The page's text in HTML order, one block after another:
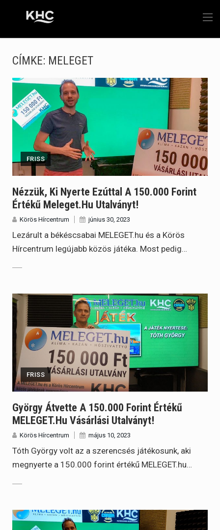
CÍMKE: MELEGET
FRISS
Nézzük, Ki Nyerte Ezúttal A 150.000 Forint
Értékű Meleget.hu Utalványt!
Körös Hírcentrum június 30, 2023
Lezárult a békéscsabai MELEGET.hu és a Körös
Hírcentrum legújabb közös játéka. Most pedig…
FRISS
György Átvette A 150.000 Forint Értékű
MELEGET.hu Vásárlási Utalványt!
Körös Hírcentrum május 10, 2023
Tóth György volt az a szerencsés játékosunk, aki
megnyerte a 150.000 forint értékű MELEGET.hu…